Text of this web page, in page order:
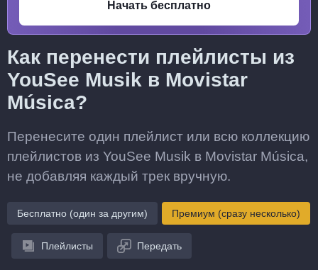
Начать бесплатно
Как перенести плейлисты из
YouSee Musik в Movistar
Música?
Перенесите один плейлист или всю коллекцию
плейлистов из YouSee Musik в Movistar Música,
не добавляя каждый трек вручную.
Бесплатно (один за другим) Премиум (сразу несколько)
Плейлисты Передать